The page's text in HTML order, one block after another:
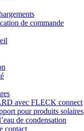
de commande
avec FLECK connect
pour produits solaires
de condensation
contact